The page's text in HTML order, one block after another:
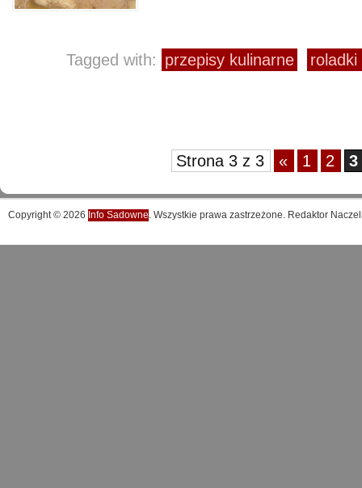
Tagged with: przepisy kulinarne roladki
Strona 3 z 3 « 1 2 3
Copyright © 2026 Info Sadowne. Wszystkie prawa zastrzeżone. Redaktor